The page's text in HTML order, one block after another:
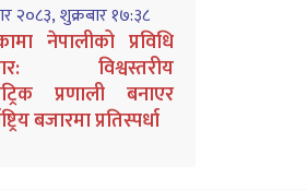
२०८३, शुक्रबार १७:३८
नेपालीको प्रविधि
विश्वस्तरीय
प्रणाली बनाएर
बजारमा प्रतिस्पर्धा